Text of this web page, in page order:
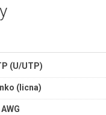
(U/UTP)
(licna)